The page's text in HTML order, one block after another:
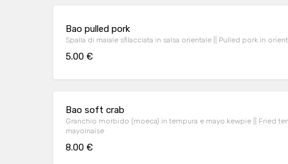
Bao pulled pork
Spalla di maiale sfilacciata in salsa orientale || Pulled pork in
5.00 €
Bao soft crab
Granchio morbido (moeca) in tempura e mayo kewpie || Fried
mayoinaise
8.00 €